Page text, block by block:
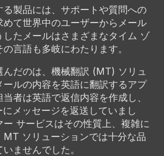
製品には、サポートや質問への
て世界中のユーザーからメール
たメールはさまざまなタイム ゾ
言語も多岐にわたります。
んだのは、機械翻訳 (MT) ソリュ
ルの内容を英語に翻訳するアプ
者は英語で返信内容を作成し、
メッセージを返送していまし
サービスはその性質上、複雑に
MT ソリューションでは十分な品
ませんでした。